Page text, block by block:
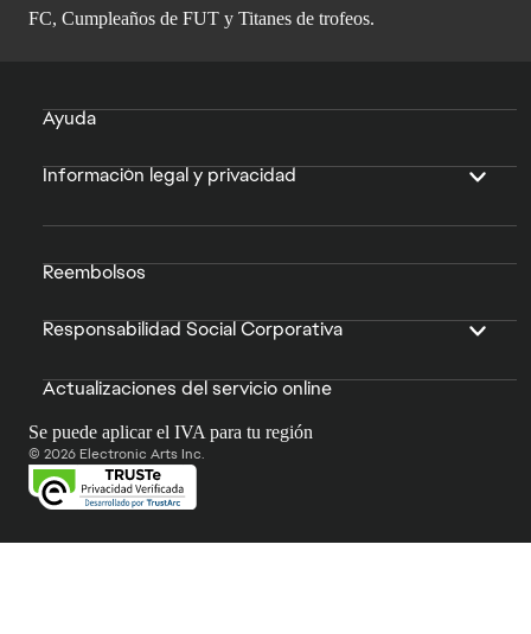
FC, Cumpleaños de FUT y Titanes de trofeos.
Ayuda
Información legal y privacidad
Reembolsos
Responsabilidad Social Corporativa
Actualizaciones del servicio online
Se puede aplicar el IVA para tu región
© 2026 Electronic Arts Inc.